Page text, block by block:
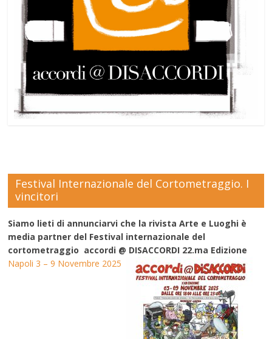
Festival Internazionale del Cortometraggio. I
vincitori
Siamo lieti di annunciarvi che la rivista Arte e Luoghi è
media partner del Festival internazionale del
cortometraggio accordi @ DISACCORDI 22.ma Edizione
Napoli 3 – 9 Novembre 2025